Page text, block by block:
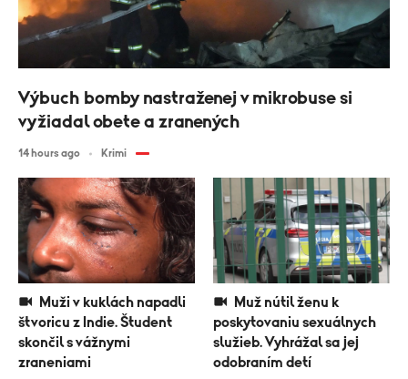
Výbuch bomby nastraženej v mikrobuse si
vyžiadal obete a zranených
14 hours ago Krimi
štvoricu z Indie. Študent
skončil s vážnymi
zraneniami
poskytovaniu sexuálnych
služieb. Vyhrážal sa jej
odobraním detí